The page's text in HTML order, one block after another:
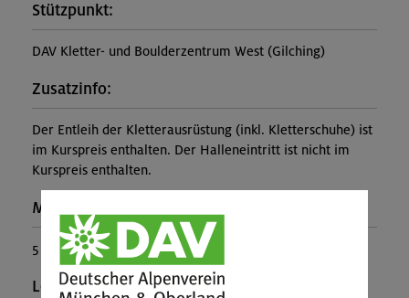
Stützpunkt:
DAV Kletter- und Boulderzentrum West (Gilching)
Zusatzinfo:
Der Entleih der Kletterausrüstung (inkl. Kletterschuhe) ist
im Kurspreis enthalten. Der Halleneintritt ist nicht im
Kurspreis enthalten.
Maximale Teilnehmerzahl:
5
Leiter*in: